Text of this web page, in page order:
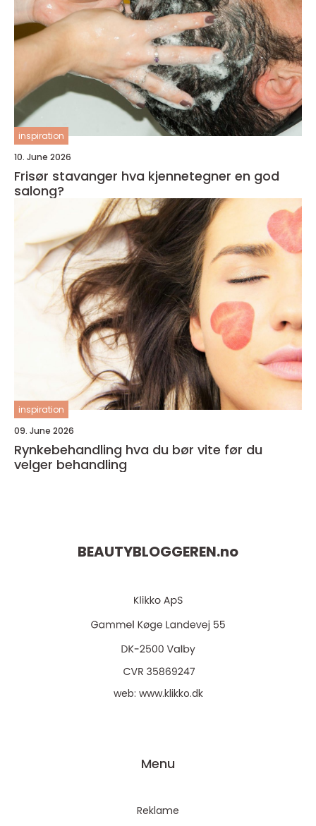
inspiration
10. June 2026
Frisør stavanger hva kjennetegner en god
salong?
inspiration
09. June 2026
Rynkebehandling hva du bør vite før du
velger behandling
BEAUTYBLOGGEREN.no
web: www.klikko.dk
Menu
Reklame